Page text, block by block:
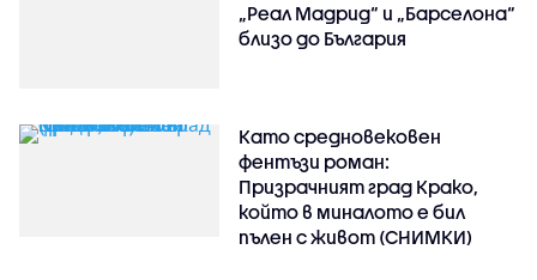
„Реал Мадрид“ и „Барселона“
близо до България
Като средновековен
фентъзи роман:
Призрачният град Крако,
който в миналото е бил
пълен с живот (СНИМКИ)